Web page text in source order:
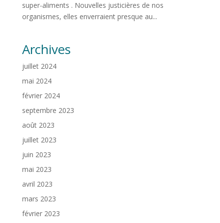
super-aliments . Nouvelles justicières de nos
organismes, elles enverraient presque au...
Archives
juillet 2024
mai 2024
février 2024
septembre 2023
août 2023
juillet 2023
juin 2023
mai 2023
avril 2023
mars 2023
février 2023